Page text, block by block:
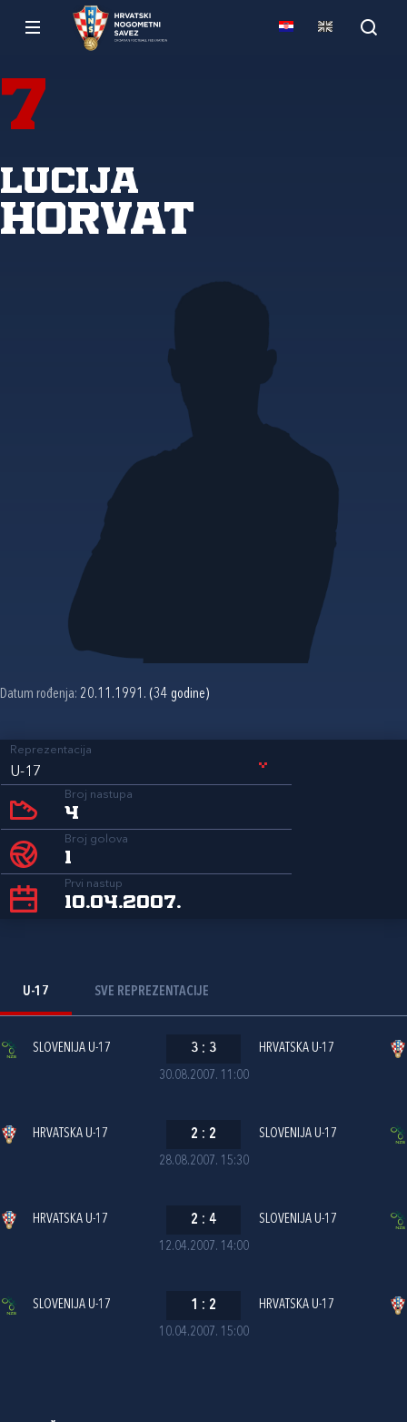
7
Lucija
Horvat
Datum rođenja: 20.11.1991. (34 godine)
Reprezentacija
U-17
Broj nastupa
4
Broj golova
1
Prvi nastup
10.04.2007.
U-17 SVE REPREZENTACIJE
30.08.2007. 11:00
SLOVENIJA U-17 3 : 3 HRVATSKA U-17
28.08.2007. 15:30
HRVATSKA U-17 2 : 2 SLOVENIJA U-17
12.04.2007. 14:00
HRVATSKA U-17 2 : 4 SLOVENIJA U-17
10.04.2007. 15:00
SLOVENIJA U-17 1 : 2 HRVATSKA U-17